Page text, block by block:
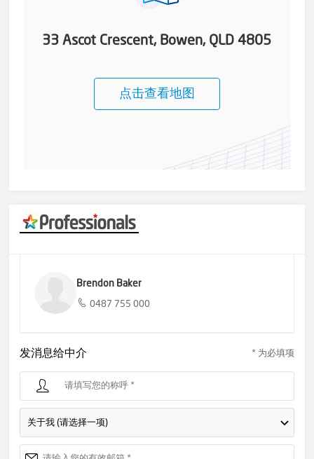
33 Ascot Crescent, Bowen, QLD 4805
点击查看地图
Brendon Baker
0487 755 000
发消息给中介 * 为必填项
关于我 (请选择一项)